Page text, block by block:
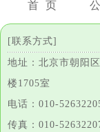
首 页
[联系方式]
地址：北京市朝阳
楼1705室
电话：010-
传真：010-